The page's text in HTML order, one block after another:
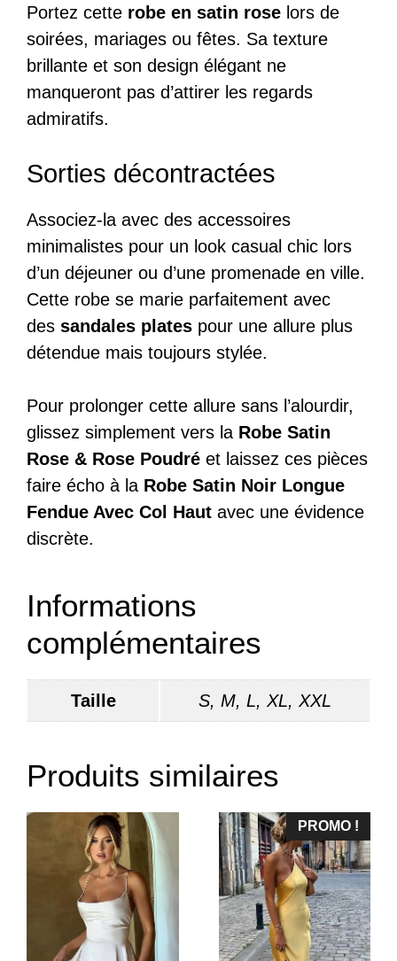
Portez cette robe en satin rose lors de
soirées, mariages ou fêtes. Sa texture
brillante et son design élégant ne
manqueront pas d’attirer les regards
admiratifs.
Sorties décontractées
Associez-la avec des accessoires
minimalistes pour un look casual chic lors
d’un déjeuner ou d’une promenade en ville.
Cette robe se marie parfaitement avec
des sandales plates pour une allure plus
détendue mais toujours stylée.
Pour prolonger cette allure sans l’alourdir,
glissez simplement vers la Robe Satin
Rose & Rose Poudré et laissez ces pièces
faire écho à la Robe Satin Noir Longue
Fendue Avec Col Haut avec une évidence
discrète.
Informations
complémentaires
Taille S, M, L, XL, XXL
Produits similaires
PROMO !